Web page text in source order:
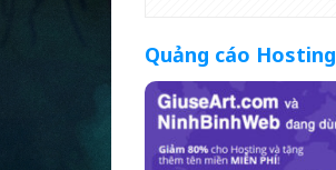
Quảng cáo Hosting